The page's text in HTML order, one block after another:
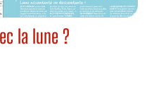
la lune ?